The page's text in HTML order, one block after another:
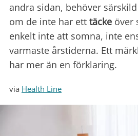
andra sidan, behöver
om de inte har ett täcke över
enkelt inte att somna, inte
varmaste årstiderna. Ett
har mer än en förklaring.
via Health Line